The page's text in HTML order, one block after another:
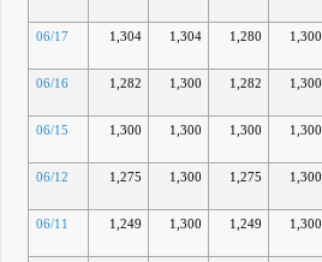
06/17 1,304 1,304 1,280 1,300
06/16 1,282 1,300 1,282 1,300
06/15 1,300 1,300 1,300 1,300
06/12 1,275 1,300 1,275 1,300
06/11 1,249 1,300 1,249 1,300